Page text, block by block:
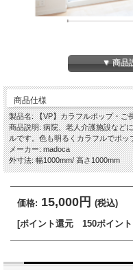
▼ 商品
商品仕様
製品名: 【VP】カラフルポップ・ご
商品説明: 病院、老人介護施設など
ルです。色も明るくカラフルでポ
メーカー: madoca
外寸法: 幅1000mm/ 高さ1000mm
価格: 15,000円 (税込)
[ポイント還元 150ポイント